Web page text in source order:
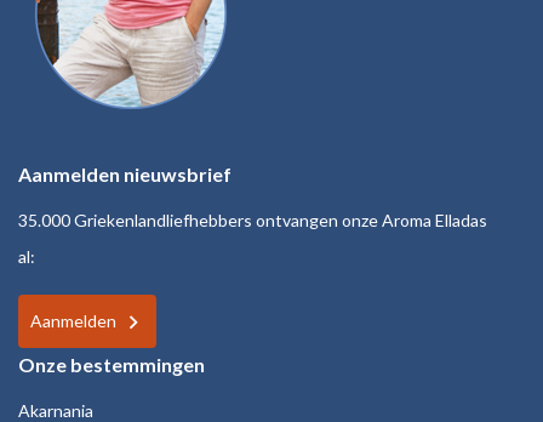
Aanmelden nieuwsbrief
35.000 Griekenlandliefhebbers ontvangen onze Aroma Elladas
al:
Aanmelden
Onze bestemmingen
Akarnania